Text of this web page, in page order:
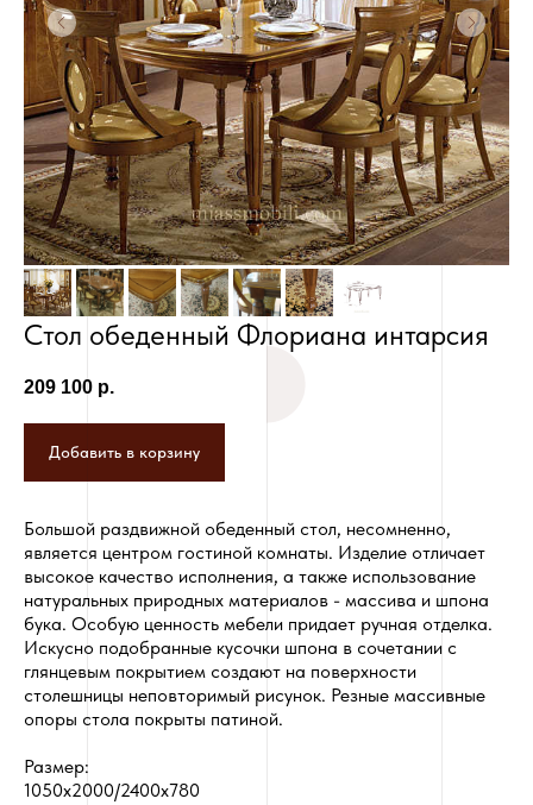
Стол обеденный Флориана интарсия
209 100 р.
Добавить в корзину
Большой раздвижной обеденный стол, несомненно,
является центром гостиной комнаты. Изделие отличает
высокое качество исполнения, а также использование
натуральных природных материалов - массива и шпона
бука. Особую ценность мебели придает ручная отделка.
Искусно подобранные кусочки шпона в сочетании с
глянцевым покрытием создают на поверхности
столешницы неповторимый рисунок. Резные массивные
опоры стола покрыты патиной.
Размер:
1050x2000/2400x780
Сборка в черте г. Новосибирска - 7%
от стоимости мебели
Сборка за пределами г. Новосибирска
- 8%, минимальная стоимость - 3000
руб.